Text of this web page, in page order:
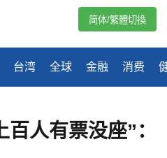
台湾 全球 金融 消费
简体/繁體切換
人有票没座”：